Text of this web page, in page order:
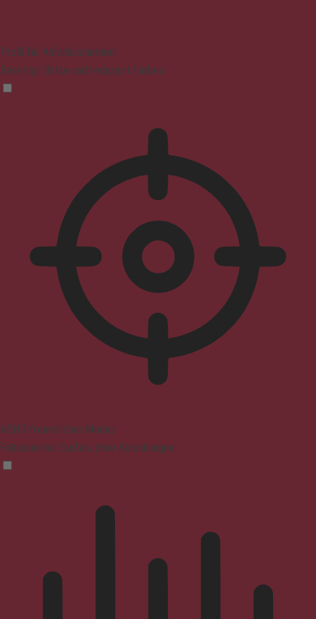
Profil für Anfallssicherheit
Beseitigt Blitze und reduziert Farben
ADHD-freundlicher Modus
Fokussiertes Surfen, ohne Ablenkungen